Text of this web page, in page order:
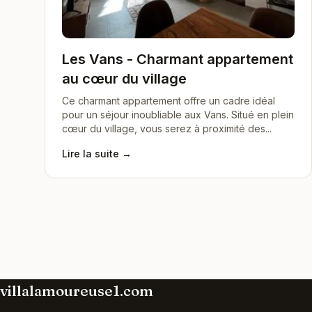
Les Vans - Charmant appartement
au cœur du village
Ce charmant appartement offre un cadre idéal
pour un séjour inoubliable aux Vans. Situé en plein
cœur du village, vous serez à proximité des...
Lire la suite →
villalamoureuse1.com